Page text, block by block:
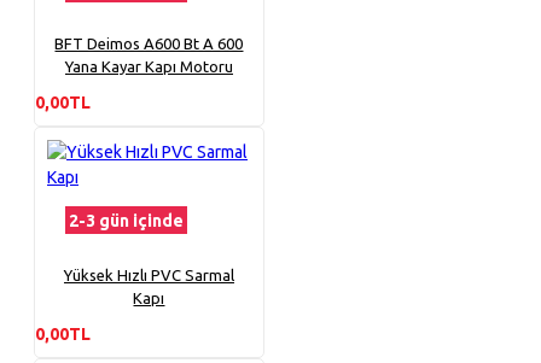
BFT Deimos A600 Bt A 600
Yana Kayar Kapı Motoru
0,00TL
2-3 gün içinde
Yüksek Hızlı PVC Sarmal
Kapı
0,00TL